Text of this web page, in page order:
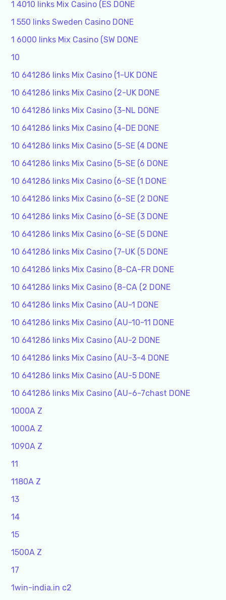
1 4010 links Mix Casino (ES DONE
1 550 links Sweden Casino DONE
1 6000 links Mix Casino (SW DONE
10
10 641286 links Mix Casino (1-UK DONE
10 641286 links Mix Casino (2-UK DONE
10 641286 links Mix Casino (3-NL DONE
10 641286 links Mix Casino (4-DE DONE
10 641286 links Mix Casino (5-SE (4 DONE
10 641286 links Mix Casino (5-SE (6 DONE
10 641286 links Mix Casino (6-SE (1 DONE
10 641286 links Mix Casino (6-SE (2 DONE
10 641286 links Mix Casino (6-SE (3 DONE
10 641286 links Mix Casino (6-SE (5 DONE
10 641286 links Mix Casino (7-UK (5 DONE
10 641286 links Mix Casino (8-CA-FR DONE
10 641286 links Mix Casino (8-CA (2 DONE
10 641286 links Mix Casino (AU-1 DONE
10 641286 links Mix Casino (AU-10-11 DONE
10 641286 links Mix Casino (AU-2 DONE
10 641286 links Mix Casino (AU-3-4 DONE
10 641286 links Mix Casino (AU-5 DONE
10 641286 links Mix Casino (AU-6-7chast DONE
1000A Z
1000A Z
1090A Z
11
1180A Z
13
14
15
1500A Z
17
1win-india.in c2